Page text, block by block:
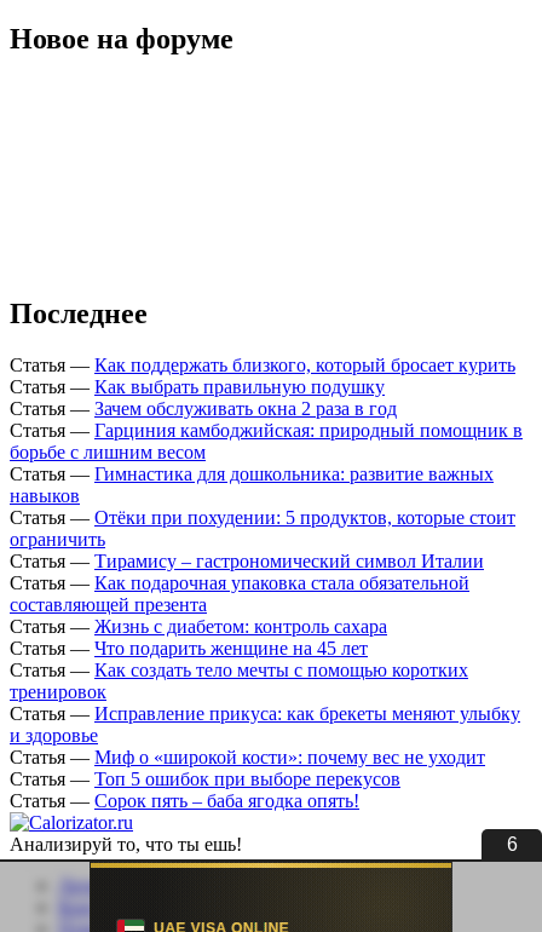
5
Новое на форуме
Последнее
Статья — Как поддержать близкого, который бросает курить
Статья — Как выбрать правильную подушку
Статья — Зачем обслуживать окна 2 раза в год
Статья — Гарциния камбоджийская: природный помощник в
борьбе с лишним весом
Статья — Гимнастика для дошкольника: развитие важных
навыков
Статья — Отёки при похудении: 5 продуктов, которые стоит
ограничить
Статья — Тирамису – гастрономический символ Италии
Статья — Как подарочная упаковка стала обязательной
составляющей презента
Статья — Жизнь с диабетом: контроль сахара
Статья — Что подарить женщине на 45 лет
Статья — Как создать тело мечты с помощью коротких
тренировок
Статья — Исправление прикуса: как брекеты меняют улыбку
и здоровье
Статья — Миф о «широкой кости»: почему вес не уходит
Статья — Топ 5 ошибок при выборе перекусов
Статья — Сорок пять – баба ягодка опять!
Анализируй то, что ты ешь!
Личный кабинет